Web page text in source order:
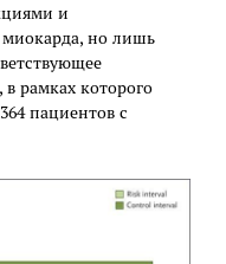
и
но лишь
рамках которого
пациентов с